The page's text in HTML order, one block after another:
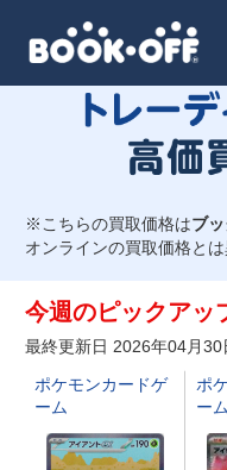
※こちらの買取価格はブ
オンラインの買取価格とは
今週のピックアッ
最終更新日 2026年04月30
ポケモンカードゲ
ーム
ポ
ーム
ジャ
デュエルマスタ
ポケモンカード